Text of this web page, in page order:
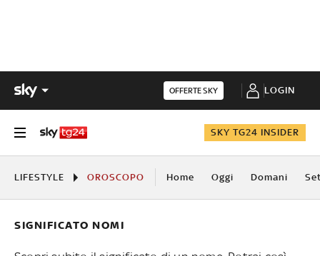
OFFERTE SKY LOGIN
SKY TG24 INSIDER
LIFESTYLE OROSCOPO Home Oggi Domani
SIGNIFICATO NOMI